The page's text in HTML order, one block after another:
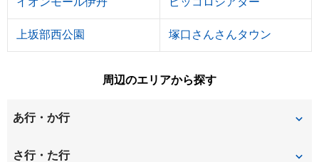
上坂部西公園 塚口さんさんタウン
周辺のエリアから探す
あ行・か行
伊丹
さ行・た行